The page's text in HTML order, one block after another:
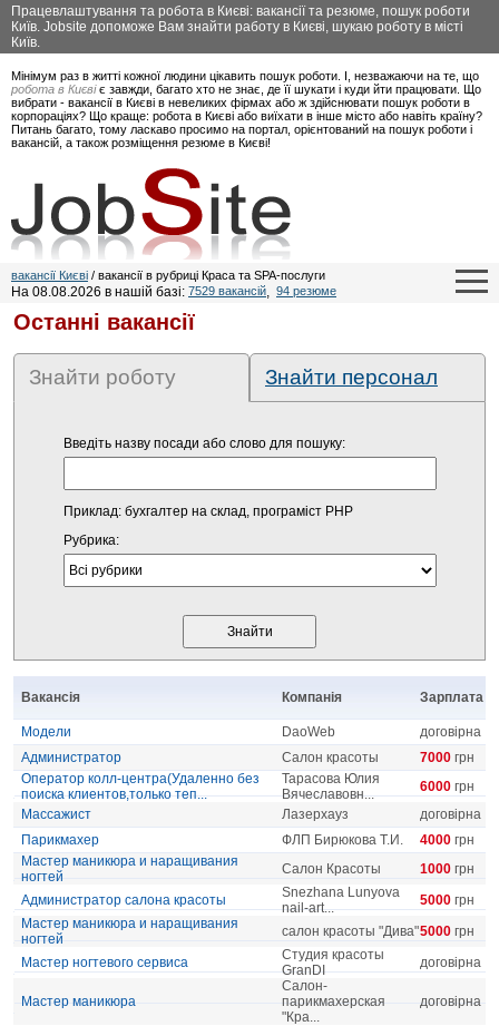
Працевлаштування та робота в Києві: вакансії та резюме, пошук роботи
Київ. Jobsite допоможе Вам знайти работу в Києві, шукаю роботу в місті
Київ.
Мінімум раз в житті кожної людини цікавить пошук роботи. І, незважаючи на те, що
робота в Києвіє завжди, багато хто не знає, де її шукати і куди йти працювати. Що
вибрати - вакансії в Києві в невеликих фірмах або ж здійснювати пошук роботи в
корпораціях? Що краще: робота в Києві або виїхати в інше місто або навіть країну?
Питань багато, тому ласкаво просимо на портал, орієнтований на пошук роботи і
вакансій, а також розміщення резюме в Києві!
вакансії Києві / вакансії в рубриці Краса та SPA-послуги
На 08.08.2026 в нашій базі: 7529 вакансій, 94 резюме
Останні вакансії
Знайти роботу Знайти персонал
Введіть назву посади або слово для пошуку:
Приклад: бухгалтер на склад, програміст PHP
Рубрика:
Вакансія Компанія Зарплата
Модели DaoWeb
договірна
Администратор
Салон красоты 7000 грн
Оператор колл-центра(Удаленно без
поиска клиентов,только теп...
Тарасова Юлия
Вячеславовн...
6000 грн
Массажист
Лазерхауз
договірна
Парикмахер
ФЛП Бирюкова Т.И. 4000 грн
Мастер маникюра и наращивания
ногтей
Салон Красоты 1000 грн
Администратор салона красоты
Snezhana Lunyova
nail-art...
5000 грн
Мастер маникюра и наращивания
ногтей
салон красоты "Дива"5000 грн
Мастер ногтевого сервиса
Студия красоты
GranDI
договірна
Мастер маникюра
Салон-
парикмахерская
"Кра...
договірна